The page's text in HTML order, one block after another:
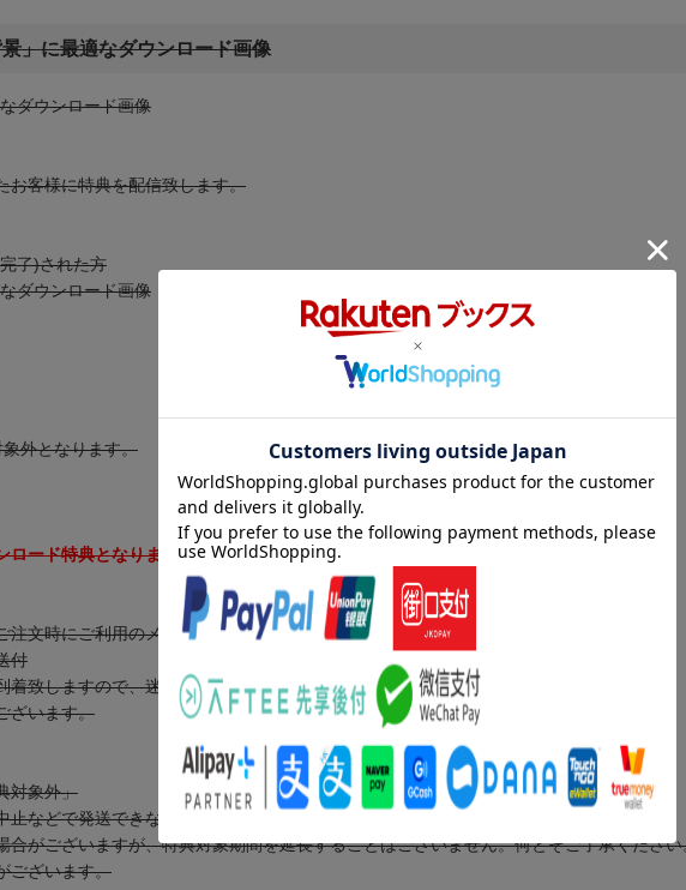
」に最適なダウンロード画像
ダウンロード画像
お客様に特典を配信致します。
了)された方
ダウンロード画像
外となります。
ード特典となります
文時にご利用のメールアドレス宛へ、
付
致しますので、迷惑メールなどの設定など充分にご注意ください。
ざいます。
対象外」
などで発送できない場合は「特典対象外」
がございますが、特典対象期間を延長することはございません。何とぞご了承ください
ございます。